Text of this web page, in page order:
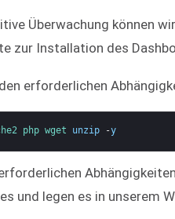
Überwachung können
zur Installation des
erforderlichen
php wget unzip -y
und legen es in unserem